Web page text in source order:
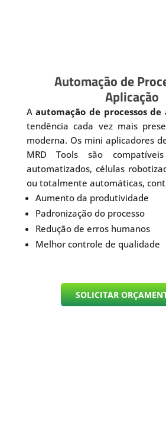
Automação de
Aplicação
Aautomação de processos de
tendência cada vez mais
moderna. Os mini aplicadores
MRD Tools são
automatizados, células
ou totalmente automáticas,
Aumento da produtividade
Padronização do processo
Redução de erros humanos
Melhor controle de qualidade
SOLICITAR